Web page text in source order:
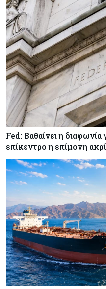
τροφίμων
Κύπρος
Οι τιμές
κινητής στην
Κύπρος
34.787 νέες
- Άνοδος 11,5%
Κόσμος
ΕΚΤ:
τις ΗΠΑ
Κύπρος
Χορηγία €10.000
ΤΕΠΑΚ
Fed: Βαθαίνει η διαφωνία
επίκεντρο η επίμονη